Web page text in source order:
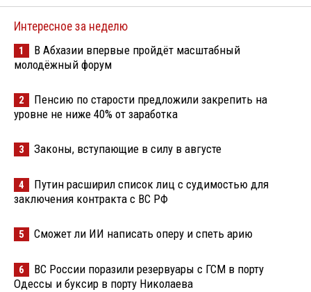
Интересное за неделю
1
В Абхазии впервые пройдёт масштабный
молодёжный форум
2
Пенсию по старости предложили закрепить на
уровне не ниже 40% от заработка
3 Законы, вступающие в силу в августе
4
Путин расширил список лиц с судимостью для
заключения контракта с ВС РФ
5 Сможет ли ИИ написать оперу и спеть арию
6
ВС России поразили резервуары с ГСМ в порту
Одессы и буксир в порту Николаева